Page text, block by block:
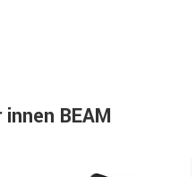
BEAM